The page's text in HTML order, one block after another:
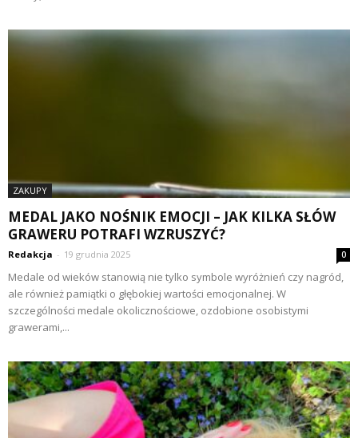
ZAKUPY
MEDAL JAKO NOŚNIK EMOCJI – JAK KILKA SŁÓW
GRAWERU POTRAFI WZRUSZYĆ?
Redakcja - 19 grudnia 2025 0
Medale od wieków stanowią nie tylko symbole wyróżnień czy nagród,
ale również pamiątki o głębokiej wartości emocjonalnej. W
szczególności medale okolicznościowe, ozdobione osobistymi
grawerami,...